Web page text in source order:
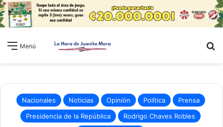
Menú
Nacionales Noticias Opinión Política
Prensa
Presidencia de la República
Rodrigo Chaves Robles